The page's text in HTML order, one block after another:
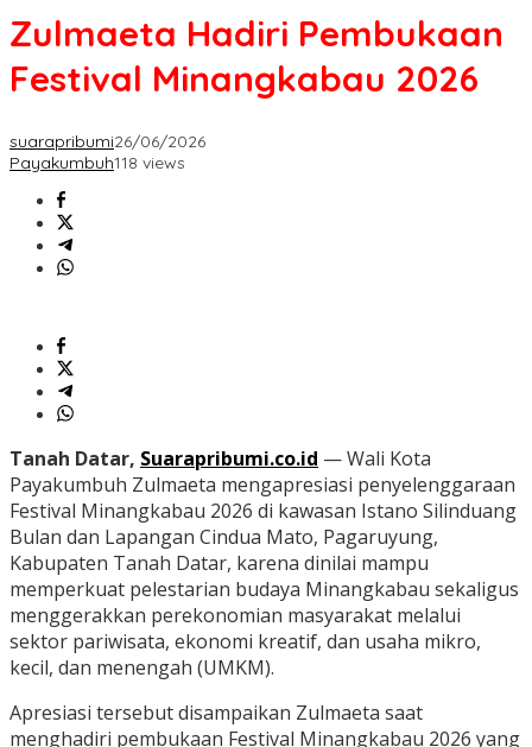
Zulmaeta Hadiri Pembukaan
Festival Minangkabau 2026
suarapribumi26/06/2026
Payakumbuh118 views
Tanah Datar, Suarapribumi.co.id — Wali Kota
Payakumbuh Zulmaeta mengapresiasi penyelenggaraan
Festival Minangkabau 2026 di kawasan Istano Silinduang
Bulan dan Lapangan Cindua Mato, Pagaruyung,
Kabupaten Tanah Datar, karena dinilai mampu
memperkuat pelestarian budaya Minangkabau sekaligus
menggerakkan perekonomian masyarakat melalui
sektor pariwisata, ekonomi kreatif, dan usaha mikro,
kecil, dan menengah (UMKM).
Apresiasi tersebut disampaikan Zulmaeta saat
menghadiri pembukaan Festival Minangkabau 2026 yang